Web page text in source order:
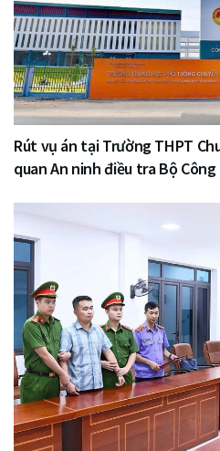
Rút vụ án tại Trường THPT
quan An ninh điều tra Bộ Công